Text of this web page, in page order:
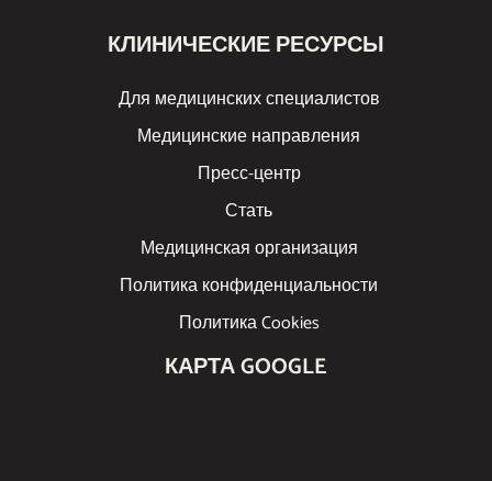
КЛИНИЧЕСКИЕ РЕСУРСЫ
Для медицинских специалистов
Медицинские направления
Пресс-центр
Стать
Медицинская организация
Политика конфиденциальности
Политика Cookies
КАРТА GOOGLE